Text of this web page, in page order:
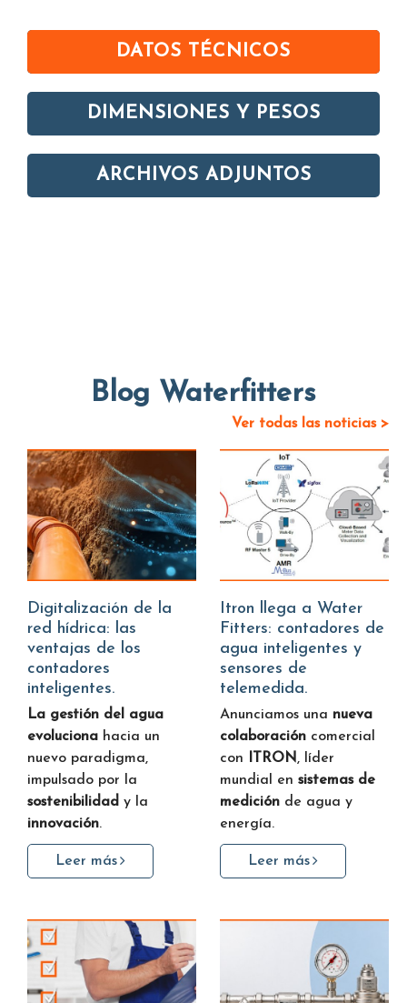
DATOS TÉCNICOS
DIMENSIONES Y PESOS
ARCHIVOS ADJUNTOS
Blog Waterfitters
Ver todas las noticias >
Digitalización de la
red hídrica: las
ventajas de los
contadores
inteligentes.
La gestión del agua
evoluciona hacia un
nuevo paradigma,
impulsado por la
sostenibilidad y la
innovación.
Leer más
Itron llega a Water
Fitters: contadores de
agua inteligentes y
sensores de
telemedida.
Anunciamos una nueva
colaboración comercial
con ITRON, líder
mundial en sistemas de
medición de agua y
energía.
Leer más